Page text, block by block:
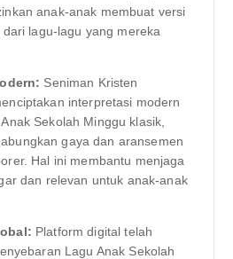
anak-anak membuat versi
lagu-lagu yang mereka
Seniman Kristen
interpretasi modern
Sekolah Minggu klasik,
gaya dan aransemen
Hal ini membantu menjaga
dan relevan untuk anak-anak
Platform digital telah
Lagu Anak Sekolah